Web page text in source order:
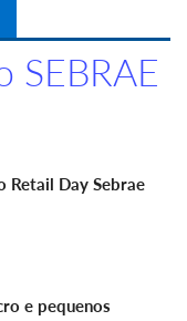
SEBRAE
Retail Day Sebrae
e pequenos